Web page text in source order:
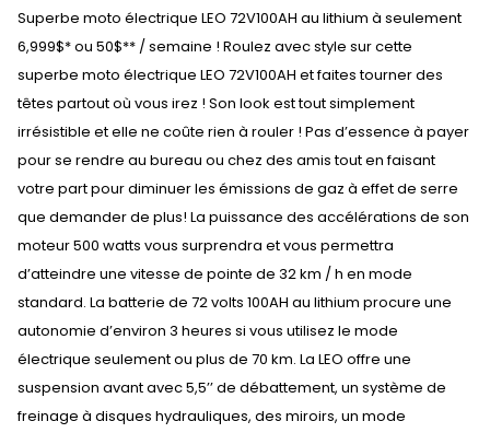
Superbe moto électrique LEO 72V100AH au lithium à seulement
6,999$* ou 50$** / semaine ! Roulez avec style sur cette
superbe moto électrique LEO 72V100AH et faites tourner des
têtes partout où vous irez ! Son look est tout simplement
irrésistible et elle ne coûte rien à rouler ! Pas d’essence à payer
pour se rendre au bureau ou chez des amis tout en faisant
votre part pour diminuer les émissions de gaz à effet de serre
que demander de plus! La puissance des accélérations de son
moteur 500 watts vous surprendra et vous permettra
d’atteindre une vitesse de pointe de 32 km / h en mode
standard. La batterie de 72 volts 100AH au lithium procure une
autonomie d’environ 3 heures si vous utilisez le mode
électrique seulement ou plus de 70 km. La LEO offre une
suspension avant avec 5,5’’ de débattement, un système de
freinage à disques hydrauliques, des miroirs, un mode